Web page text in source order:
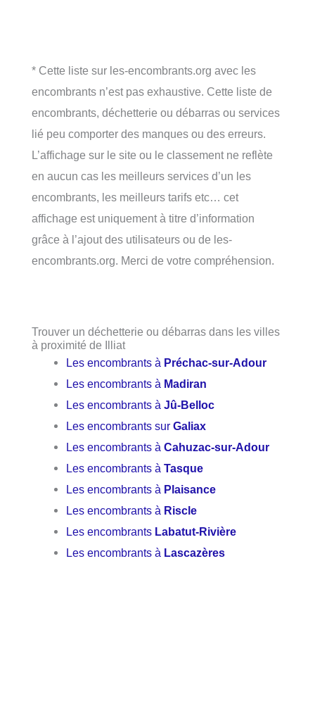
* Cette liste sur les-encombrants.org avec les
encombrants n’est pas exhaustive. Cette liste de
encombrants, déchetterie ou débarras ou services
lié peu comporter des manques ou des erreurs.
L’affichage sur le site ou le classement ne reflète
en aucun cas les meilleurs services d’un les
encombrants, les meilleurs tarifs etc… cet
affichage est uniquement à titre d’information
grâce à l’ajout des utilisateurs ou de les-
encombrants.org. Merci de votre compréhension.
Trouver un déchetterie ou débarras dans les villes
à proximité de Illiat
Les encombrants à Préchac-sur-Adour
Les encombrants à Madiran
Les encombrants àJû-Belloc
Les encombrants surGaliax
Les encombrants àCahuzac-sur-Adour
Les encombrants àTasque
Les encombrants à Plaisance
Les encombrants à Riscle
Les encombrants Labatut-Rivière
Les encombrants à Lascazères